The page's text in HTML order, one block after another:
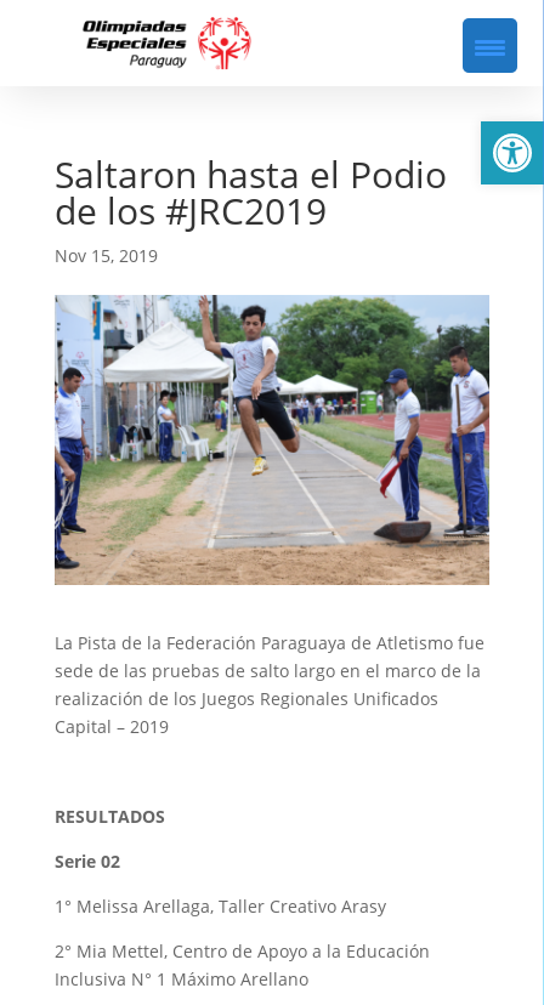
Saltaron hasta el Podio
de los #JRC2019
Nov 15, 2019
La Pista de la Federación Paraguaya de Atletismo fue
sede de las pruebas de salto largo en el marco de la
realización de los Juegos Regionales Unificados
Capital – 2019
RESULTADOS
Serie 02
1° Melissa Arellaga, Taller Creativo Arasy
2° Mia Mettel, Centro de Apoyo a la Educación
Inclusiva N° 1 Máximo Arellano